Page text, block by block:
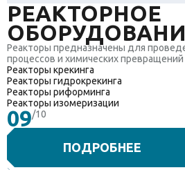
РЕАКТОРНОЕ
Реакторы предназначены для
процессов и химических превращений
Реакторы крекинга
Реакторы гидрокрекинга
Реакторы риформинга
Реакторы изомеризации
09/10
ПОДРОБНЕЕ